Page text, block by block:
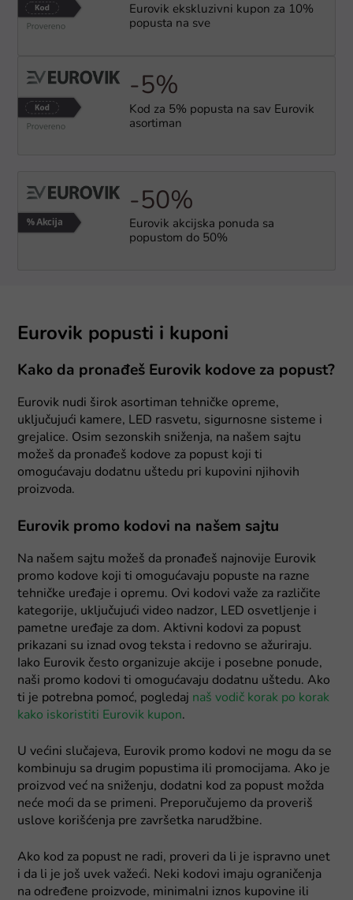
Eurovik ekskluzivni kupon za 10%
popusta na sve
-5%
Kod za 5% popusta na sav Eurovik
asortiman
-50%
Eurovik akcijska ponuda sa
popustom do 50%
Eurovik popusti i kuponi
Kako da pronađeš Eurovik kodove za popust?
Eurovik nudi širok asortiman tehničke opreme,
uključujući kamere, LED rasvetu, sigurnosne sisteme i
grejalice. Osim sezonskih sniženja, na našem sajtu
možeš da pronađeš kodove za popust koji ti
omogućavaju dodatnu uštedu pri kupovini njihovih
proizvoda.
Eurovik promo kodovi na našem sajtu
Na našem sajtu možeš da pronađeš najnovije Eurovik
promo kodove koji ti omogućavaju popuste na razne
tehničke uređaje i opremu. Ovi kodovi važe za različite
kategorije, uključujući video nadzor, LED osvetljenje i
pametne uređaje za dom. Aktivni kodovi za popust
prikazani su iznad ovog teksta i redovno se ažuriraju.
Iako Eurovik često organizuje akcije i posebne ponude,
naši promo kodovi ti omogućavaju dodatnu uštedu. Ako
ti je potrebna pomoć, pogledaj naš vodič korak po korak
kako iskoristiti Eurovik kupon.
U većini slučajeva, Eurovik promo kodovi ne mogu da se
kombinuju sa drugim popustima ili promocijama. Ako je
proizvod već na sniženju, dodatni kod za popust možda
neće moći da se primeni. Preporučujemo da proveriš
uslove korišćenja pre završetka narudžbine.
Ako kod za popust ne radi, proveri da li je ispravno unet
i da li je još uvek važeći. Neki kodovi imaju ograničenja
na određene proizvode, minimalni iznos kupovine ili